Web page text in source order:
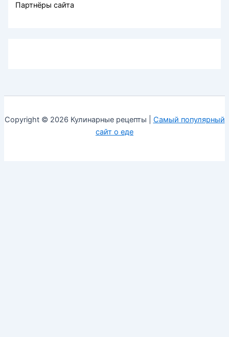
Партнёры сайта
Copyright © 2026 Кулинарные рецепты | Самый популярный
сайт о еде